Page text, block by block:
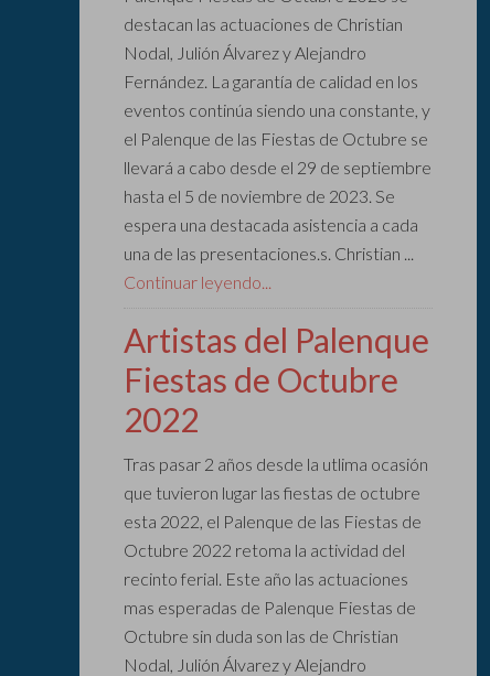
destacan las actuaciones de Christian
Nodal, Julión Álvarez y Alejandro
Fernández. La garantía de calidad en los
eventos continúa siendo una constante, y
el Palenque de las Fiestas de Octubre se
llevará a cabo desde el 29 de septiembre
hasta el 5 de noviembre de 2023. Se
espera una destacada asistencia a cada
una de las presentaciones.s. Christian ...
Continuar leyendo...
Artistas del Palenque
Fiestas de Octubre
2022
Tras pasar 2 años desde la utlima ocasión
que tuvieron lugar las fiestas de octubre
esta 2022, el Palenque de las Fiestas de
Octubre 2022 retoma la actividad del
recinto ferial. Este año las actuaciones
mas esperadas de Palenque Fiestas de
Octubre sin duda son las de Christian
Nodal, Julión Álvarez y Alejandro